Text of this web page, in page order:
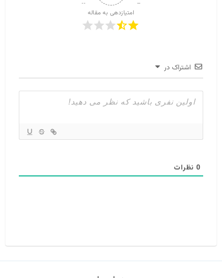
امتیازدهی به مقاله
اشتراک در
0 نظرات